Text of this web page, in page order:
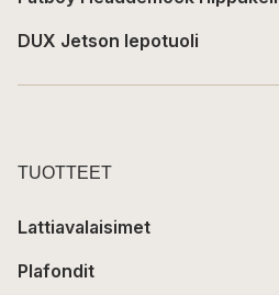
DUX Jetson lepotuoli
TUOTTEET
Lattiavalaisimet
Plafondit